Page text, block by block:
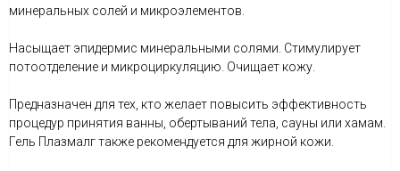
минеральных солей и микроэлементов.
Насыщает эпидермис минеральными солями. Стимулирует
потоотделение и микроциркуляцию. Очищает кожу.
Предназначен для тех, кто желает повысить эффективность
процедур принятия ванны, обертываний тела, сауны или хамам.
Гель Плазмалг также рекомендуется для жирной кожи.